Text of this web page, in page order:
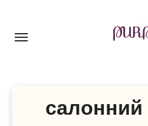
контенту
салонний